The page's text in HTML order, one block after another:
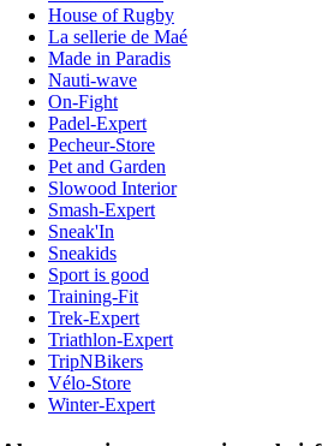
House of Rugby
La sellerie de Maé
Made in Paradis
Nauti-wave
On-Fight
Padel-Expert
Pecheur-Store
Pet and Garden
Slowood Interior
Smash-Expert
Sneak'In
Sneakids
Sport is good
Training-Fit
Trek-Expert
Triathlon-Expert
TripNBikers
Vélo-Store
Winter-Expert